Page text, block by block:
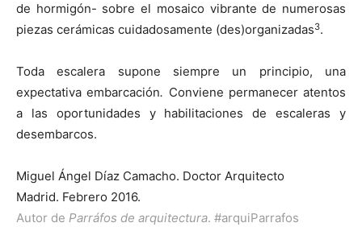
de hormigón- sobre el mosaico vibrante de numerosas
piezas cerámicas cuidadosamente (des)organizadas3.
Toda escalera supone siempre un principio, una
expectativa embarcación. Conviene permanecer atentos
a las oportunidades y habilitaciones de escaleras y
desembarcos.
Miguel Ángel Díaz Camacho. Doctor Arquitecto
Madrid. Febrero 2016.
Autor de Parráfos de arquitectura. #arquiParrafos